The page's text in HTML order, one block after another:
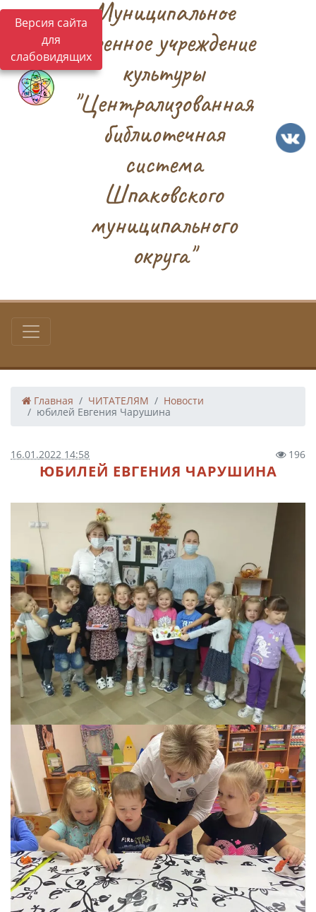
Версия сайта
для
слабовидящих
Муниципальное
казенное учреждение
культуры
"Централизованная
библиотечная
система
Шпаковского
муниципального
округа"
Главная ЧИТАТЕЛЯМ
Новости
юбилей Евгения Чарушина
16.01.2022 14:58 196
ЮБИЛЕЙ ЕВГЕНИЯ ЧАРУШИНА